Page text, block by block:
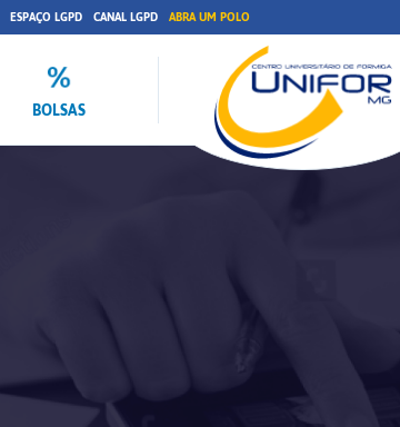
ESPAÇO LGPD CANAL LGPD ABRA UM POLO
BOLSAS